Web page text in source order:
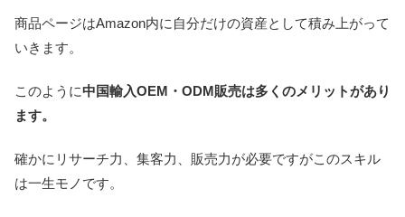
商品ページはAmazon内に自分だけの資産として積み上がって
いきます。
このように中国輸入OEM・ODM販売は多くのメリットがあり
ます。
確かにリサーチ力、集客力、販売力が必要ですがこのスキル
は一生モノです。